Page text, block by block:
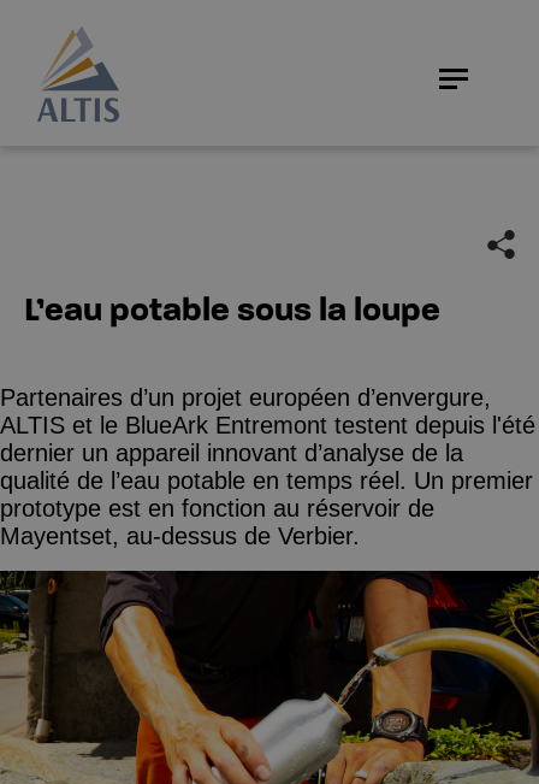
L’eau potable sous la loupe
Partenaires d’un projet européen d’envergure,
ALTIS et le BlueArk Entremont testent depuis l'été
dernier un appareil innovant d’analyse de la
qualité de l’eau potable en temps réel. Un premier
prototype est en fonction au réservoir de
Mayentset, au-dessus de Verbier.